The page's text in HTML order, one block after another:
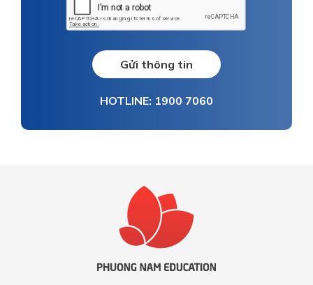
Gửi thông tin
HOTLINE: 1900 7060